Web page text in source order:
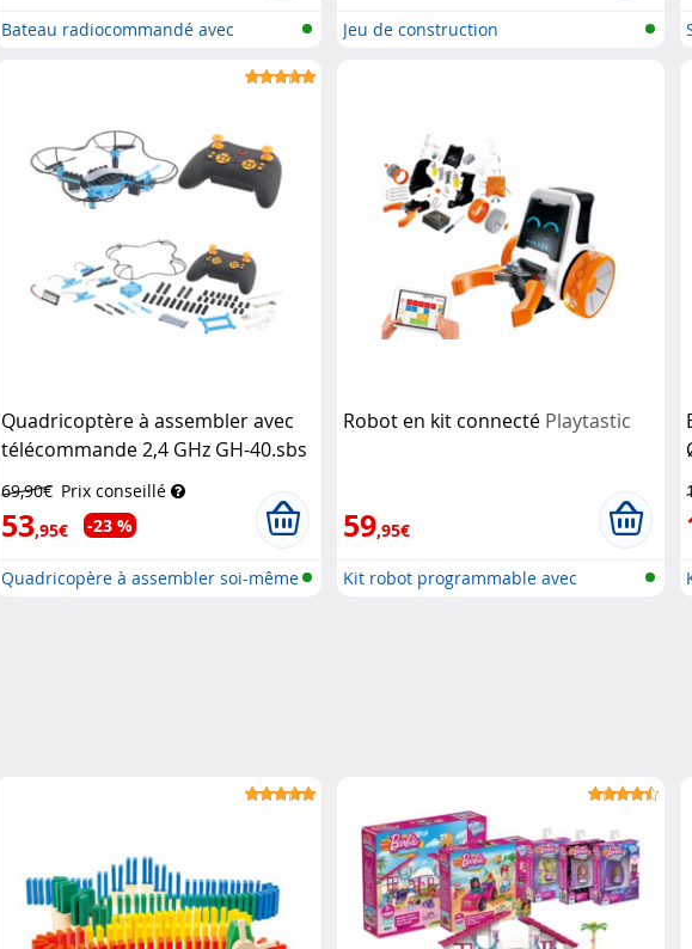
Bateau radiocommandé avec
Jeu de construction
Quadricoptère à assembler avec
télécommande 2,4 GHz GH-40.sbs
69,90€ Prix conseillé
53,95€ -23 %
Quadricopère à assembler soi-même
Robot en kit connecté Playtastic
59,95€
Kit robot programmable avec